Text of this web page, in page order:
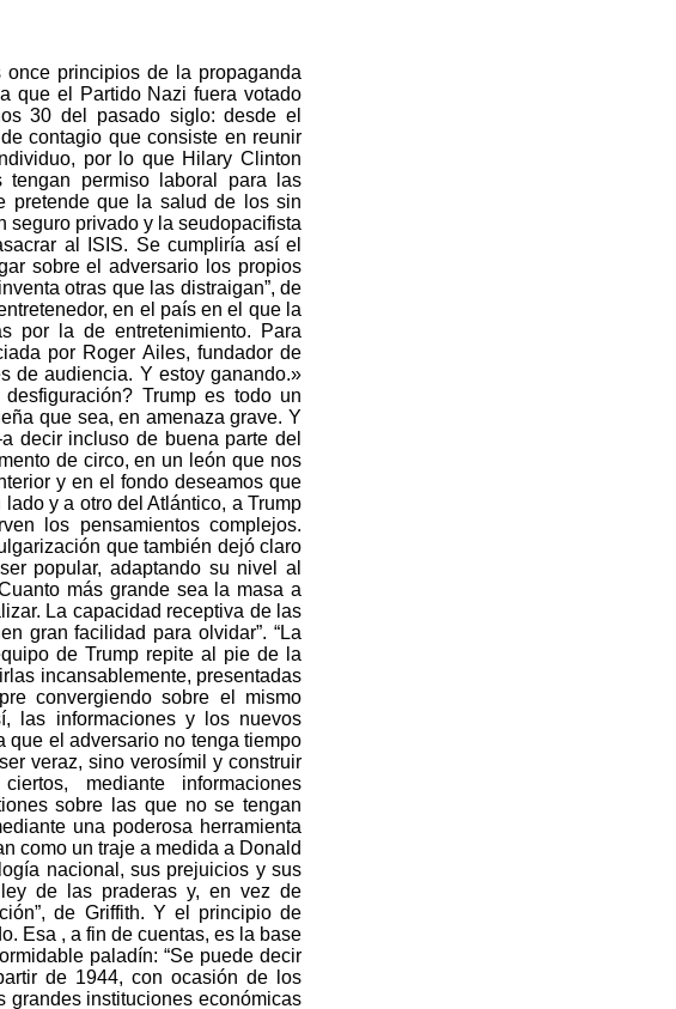
principios de la propaganda
que el Partido Nazi fuera votado
30 del pasado siglo: desde el
contagio que consiste en reunir
por lo que Hilary Clinton
permiso laboral para las
pretende que la salud de los sin
seguro privado y la seudopacifista
al ISIS. Se cumpliría así el
sobre el adversario los propios
otras que las distraigan”, de
en el país en el que la
por la de entretenimiento. Para
por Roger Ailes, fundador de
de audiencia. Y estoy ganando.»
Trump es todo un
que sea, en amenaza grave. Y
decir incluso de buena parte del
de circo, en un león que nos
y en el fondo deseamos que
y a otro del Atlántico, a Trump
los pensamientos complejos.
que también dejó claro
popular, adaptando su nivel al
más grande sea la masa a
La capacidad receptiva de las
gran facilidad para olvidar”. “La
de Trump repite al pie de la
incansablemente, presentadas
convergiendo sobre el mismo
las informaciones y los nuevos
que el adversario no tenga tiempo
veraz, sino verosímil y construir
mediante informaciones
sobre las que no se tengan
una poderosa herramienta
como un traje a medida a Donald
nacional, sus prejuicios y sus
de las praderas y, en vez de
de Griffith. Y el principio de
Esa , a fin de cuentas, es la base
paladín: “Se puede decir
de 1944, con ocasión de los
grandes instituciones económicas